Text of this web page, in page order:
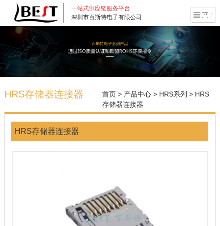
一站式供应链服务平台
深圳市百斯特电子有限公司
HRS存储器连接器 首页 > 产品中心 > HRS系列 > HRS
存储器连接器
HRS存储器连接器